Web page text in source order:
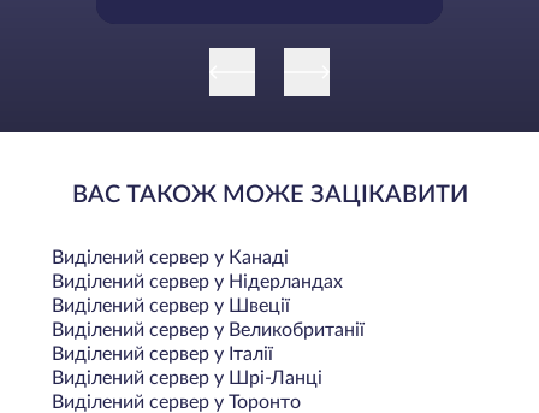
ВАС ТАКОЖ МОЖЕ ЗАЦІКАВИТИ
Виділений сервер у Канаді
Виділений сервер у Нідерландах
Виділений сервер у Швеції
Виділений сервер у Великобританії
Виділений сервер у Італії
Виділений сервер у Шрі-Ланці
Виділений сервер у Торонто